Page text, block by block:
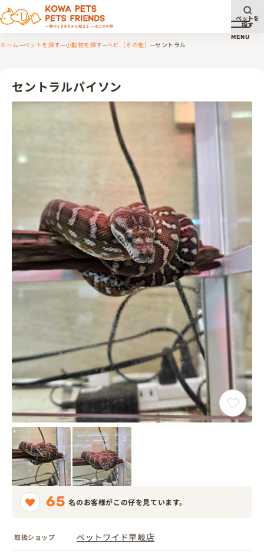
メニ
MENU
ペットを
探す
ホーム ペットを探す 小動物を探す ヘビ（その他） セントラル
セントラルパイソン
65 名のお客様がこの仔を見ています。
取扱ショップ ペットワイド早岐店